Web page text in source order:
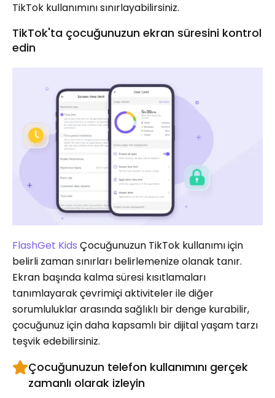
TikTok kullanımını sınırlayabilirsiniz.
TikTok'ta çocuğunuzun ekran süresini kontrol
edin
FlashGet Kids Çocuğunuzun TikTok kullanımı için
belirli zaman sınırları belirlemenize olanak tanır.
Ekran başında kalma süresi kısıtlamaları
tanımlayarak çevrimiçi aktiviteler ile diğer
sorumluluklar arasında sağlıklı bir denge kurabilir,
çocuğunuz için daha kapsamlı bir dijital yaşam tarzı
teşvik edebilirsiniz.
Çocuğunuzun telefon kullanımını gerçek
zamanlı olarak izleyin